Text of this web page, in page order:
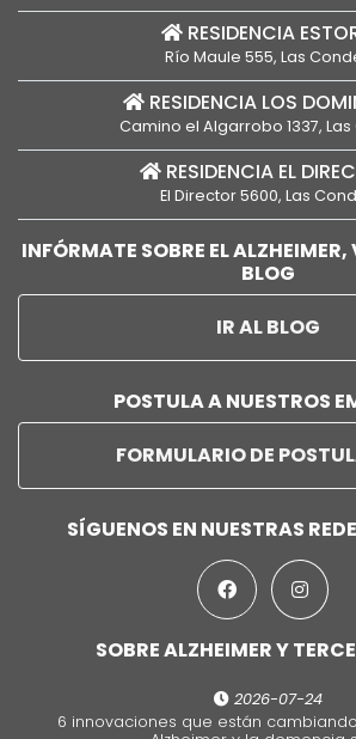
RESIDENCIA
Río Maule 555, Las
RESIDENCIA LOS
Camino el Algarrobo 1337,
RESIDENCIA EL
El Director 5600, Las
INFÓRMATE SOBRE EL
BLOG
IR AL BLOG
POSTULA A NUESTROS
FORMULARIO DE
SÍGUENOS EN NUESTRAS
SOBRE ALZHEIMER Y
2026-07-24
6 innovaciones que están